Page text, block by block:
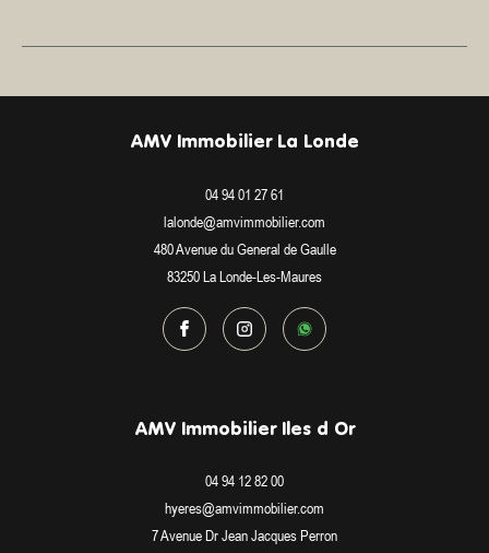
AMV Immobilier La Londe
04 94 01 27 61
lalonde@amvimmobilier.com
480 Avenue du General de Gaulle
83250 La Londe-Les-Maures
AMV Immobilier Iles d Or
04 94 12 82 00
hyeres@amvimmobilier.com
7 Avenue Dr Jean Jacques Perron